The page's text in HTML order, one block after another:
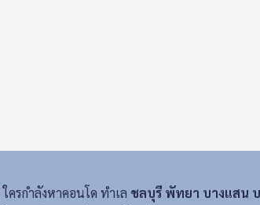
ใครกำลังหาคอนโด ทำเล ชลบุรี พัทยา บางแสน